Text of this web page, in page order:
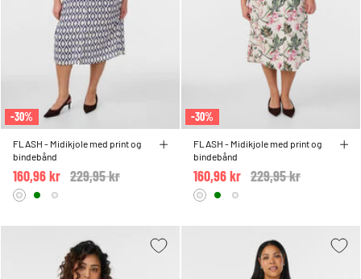
-30%
FLASH - Midikjole med print og
bindebånd
Price reduced from
229,95 kr
160,96 kr
-30%
FLASH - Midikjole med print og
bindebånd
Price reduced from
229,95 kr
160,96 kr